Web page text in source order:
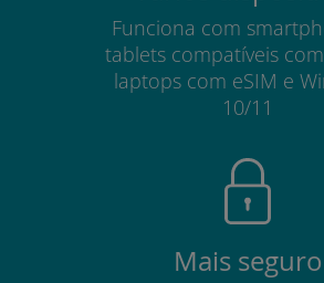
Funciona com
tablets compatíveis
laptops com eSIM e
10/11
Mais seguro